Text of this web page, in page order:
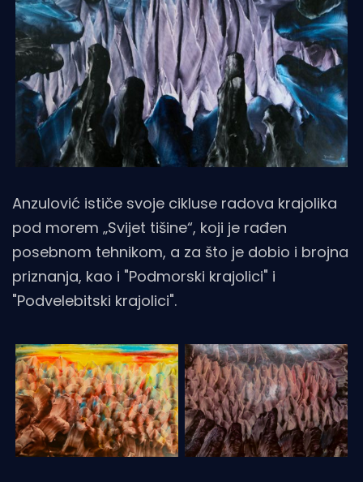
Anzulović ističe svoje cikluse radova krajolika
pod morem „Svijet tišine“, koji je rađen
posebnom tehnikom, a za što je dobio i brojna
priznanja, kao i "Podmorski krajolici" i
"Podvelebitski krajolici".